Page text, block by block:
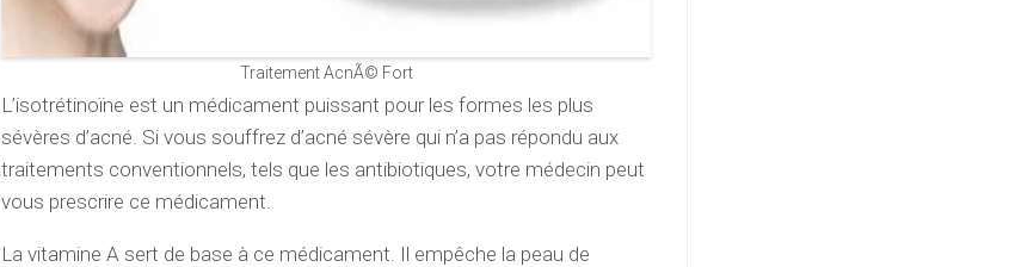
Traitement AcnÃ© Fort
L’isotrétinoïne est un médicament puissant pour les formes les plus
sévères d’acné. Si vous souffrez d’acné sévère qui n’a pas répondu aux
traitements conventionnels, tels que les antibiotiques, votre médecin peut
vous prescrire ce médicament.
La vitamine A sert de base à ce médicament. Il empêche la peau de